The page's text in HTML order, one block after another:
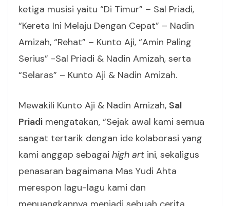
ketiga musisi yaitu “Di Timur” – Sal Priadi,
“Kereta Ini Melaju Dengan Cepat” – Nadin
Amizah, “Rehat” – Kunto Aji, “Amin Paling
Serius” -Sal Priadi & Nadin Amizah, serta
“Selaras” – Kunto Aji & Nadin Amizah.
Mewakili Kunto Aji & Nadin Amizah, Sal
Priadi mengatakan, “Sejak awal kami semua
sangat tertarik dengan ide kolaborasi yang
kami anggap sebagai high art ini, sekaligus
penasaran bagaimana Mas Yudi Ahta
merespon lagu-lagu kami dan